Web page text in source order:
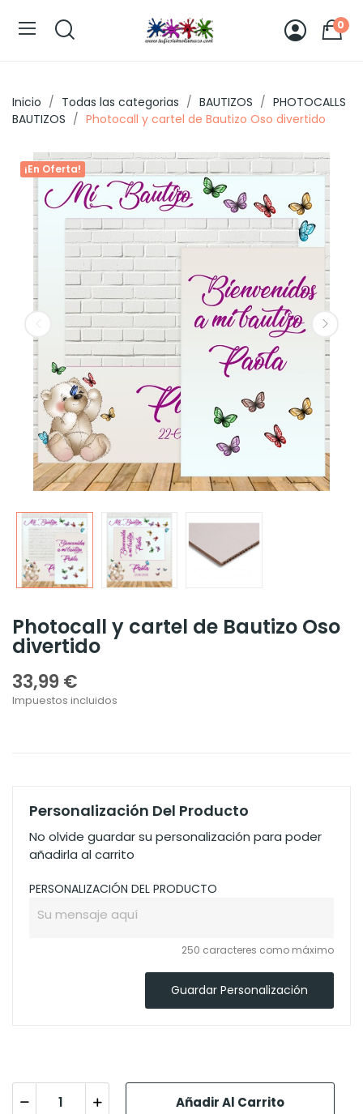
0
Inicio Todas las categorias BAUTIZOS
PHOTOCALLS
BAUTIZOS
Photocall y cartel de Bautizo Oso divertido
¡En Oferta!
Photocall y cartel de Bautizo Oso
divertido
33,99 €
Impuestos incluidos
Personalización Del Producto
No olvide guardar su personalización para poder
añadirla al carrito
PERSONALIZACIÓN DEL PRODUCTO
250 caracteres como máximo
Guardar Personalización
Añadir Al Carrito